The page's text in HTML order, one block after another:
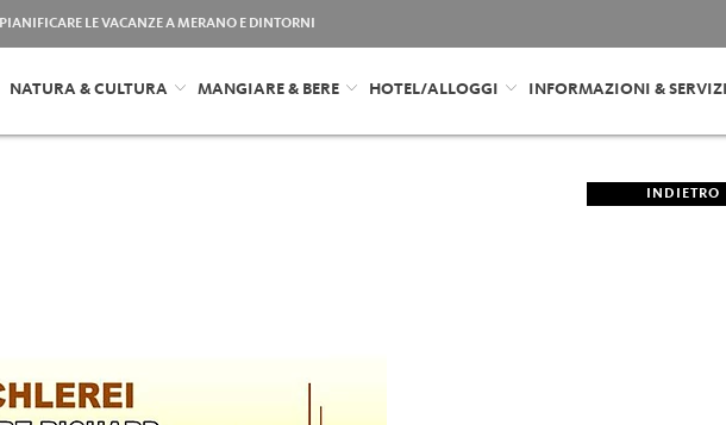
PIANIFICARE LE VACANZE A MERANO E DINTORNI
NATURA & CULTURA MANGIARE & BERE HOTEL/ALLOGGI INFORMAZIONI & SERVIZI
INDIETRO